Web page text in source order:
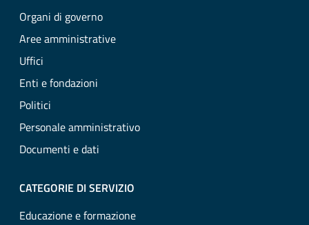
Organi di governo
Aree amministrative
Uffici
Enti e fondazioni
Politici
Personale amministrativo
Documenti e dati
CATEGORIE DI SERVIZIO
Educazione e formazione